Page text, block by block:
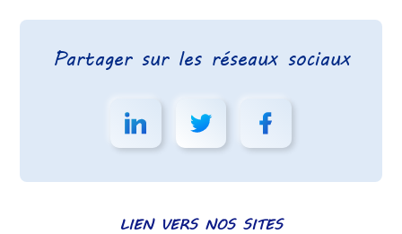
Partager sur les réseaux sociaux
LIEN VERS NOS SITES